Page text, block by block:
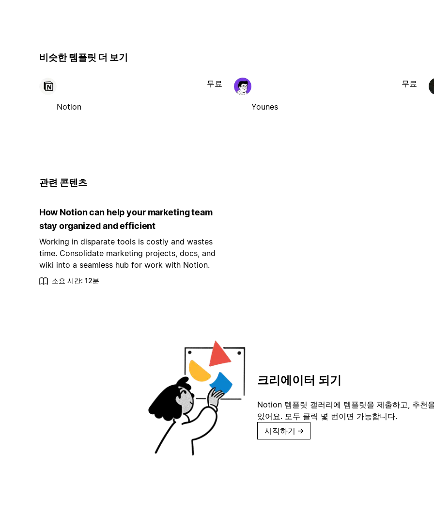
비슷한 템플릿 더 보기
Notion
무료
Younes
무료
관련 콘텐츠
How Notion can help your marketing team
stay organized and efficient
Working in disparate tools is costly and wastes
time. Consolidate marketing projects, docs, and
wiki into a seamless hub for work with Notion.
소요 시간: 12분
크리에이터 되기
Notion 템플릿 갤러리에 템플릿을 제출하고, 추천
있어요. 모두 클릭 몇 번이면 가능합니다.
시작하기 →